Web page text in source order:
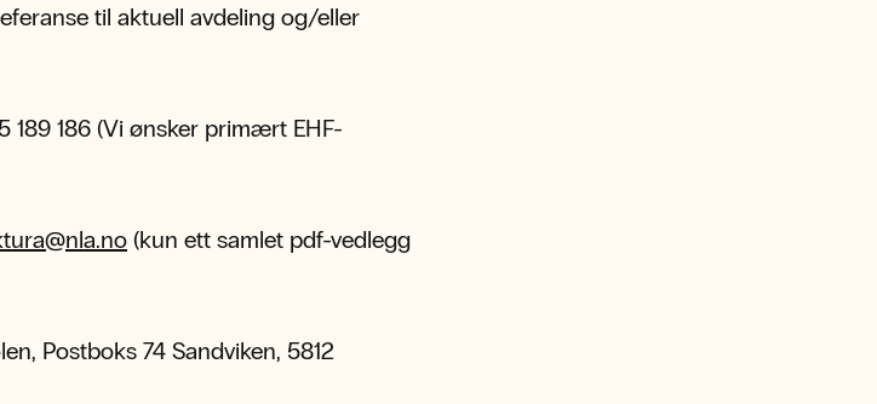
til aktuell avdeling og/eller
189 186 (Vi ønsker primært EHF-
(kun ett samlet pdf-vedlegg
Postboks 74 Sandviken, 5812